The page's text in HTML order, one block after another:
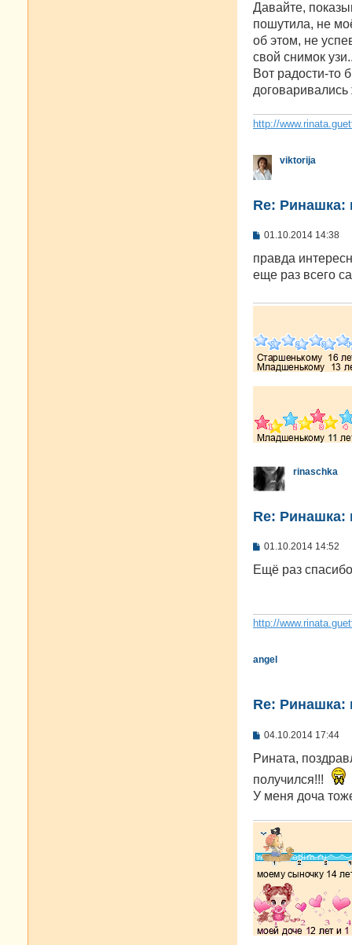
Давайте,
пошутила, не
об этом, не
свой снимок
Вот радости-то
договаривались
http://
viktorija
Re: Ринашка:
С
о
б
щ
н
01.10.2014 14:38
правда
еще раз всего
rinaschka
Re: Ринашка:
С
о
н
и
01.10.2014 14:52
Ещё раз
http://
angel
Re: Ринашка:
С
о
щ
н
е
04.10.2014 17:44
Рината,
получился!!!
У меня доча